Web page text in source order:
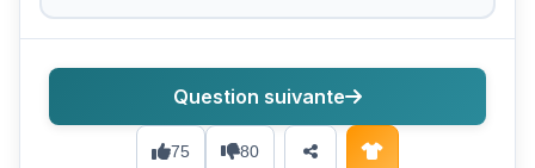
75 80
Question suivante